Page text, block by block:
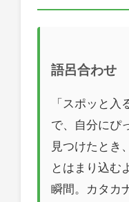
語呂合わせ
「スポッと
で、自分にぴ
見つけたとき
とはまり込む
瞬間。カタカ